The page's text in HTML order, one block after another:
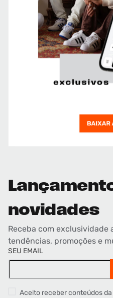
novidades
Receba com exclusividade
tendências, promoções e
SEU EMAIL
Aceito receber conteúdos